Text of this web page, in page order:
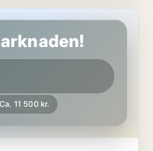
Ca. 11 500 kr.